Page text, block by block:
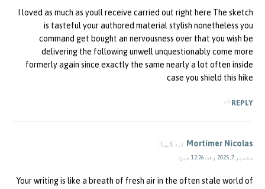
I loved as much as youll receive carried out right here The sketch
is tasteful your authored material stylish nonetheless you
command get bought an nervousness over that you wish be
delivering the following unwell unquestionably come more
formerly again since exactly the same nearly a lot often inside
case you shield this hike
REPLY
Mortimer Nicolas نے کہا:
ستمبر 7, 2025 وقت 12:26 صبح
Your writing is like a breath of fresh air in the often stale world of